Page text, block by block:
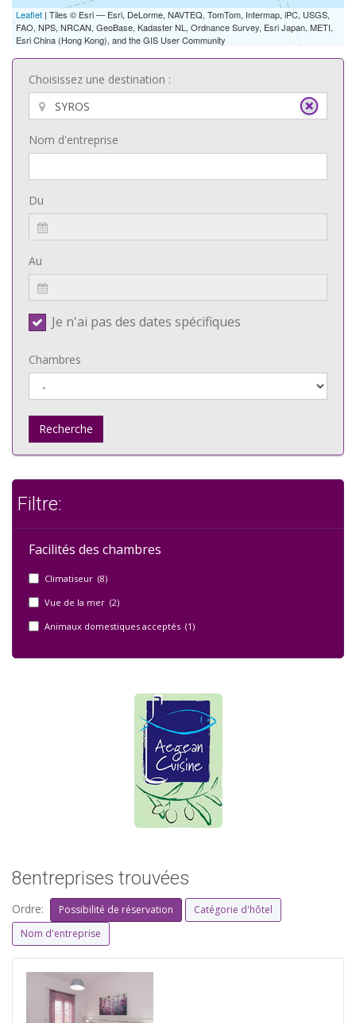
Leaflet | Tiles © Esri — Esri, DeLorme, NAVTEQ, TomTom, Intermap, iPC, USGS,
FAO, NPS, NRCAN, GeoBase, Kadaster NL, Ordnance Survey, Esri Japan, METI,
Esri China (Hong Kong), and the GIS User Community
Choisissez une destination :
Nom d'entreprise
Du
Au
Je n'ai pas des dates spécifiques
Chambres
Recherche
Filtre:
Facilités des chambres
Climatiseur (8)
Vue de la mer (2)
Animaux domestiques acceptés (1)
8entreprises trouvées
Ordre: Possibilité de réservation
Catégorie d'hôtel
Nom d'entreprise